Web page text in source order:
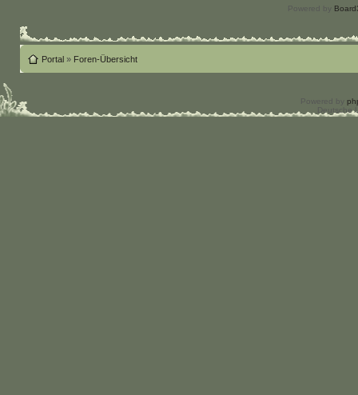
Powered by
Portal» Foren-Übersicht
Powered by
Deutsche